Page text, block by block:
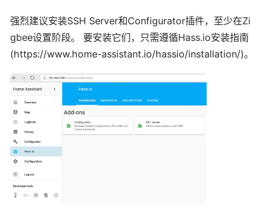
强烈建议安装SSH Server和Configurator插件，至少在Zi
gbee设置阶段。 要安装它们，只需遵循Hass.io安装指南
(https://www.home-assistant.io/hassio/installation/)。